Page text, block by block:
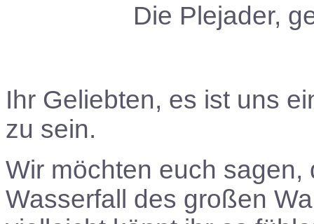
Die Plejader,
Ihr Geliebten, es ist uns
zu sein.
Wir möchten euch
Wasserfall des großen